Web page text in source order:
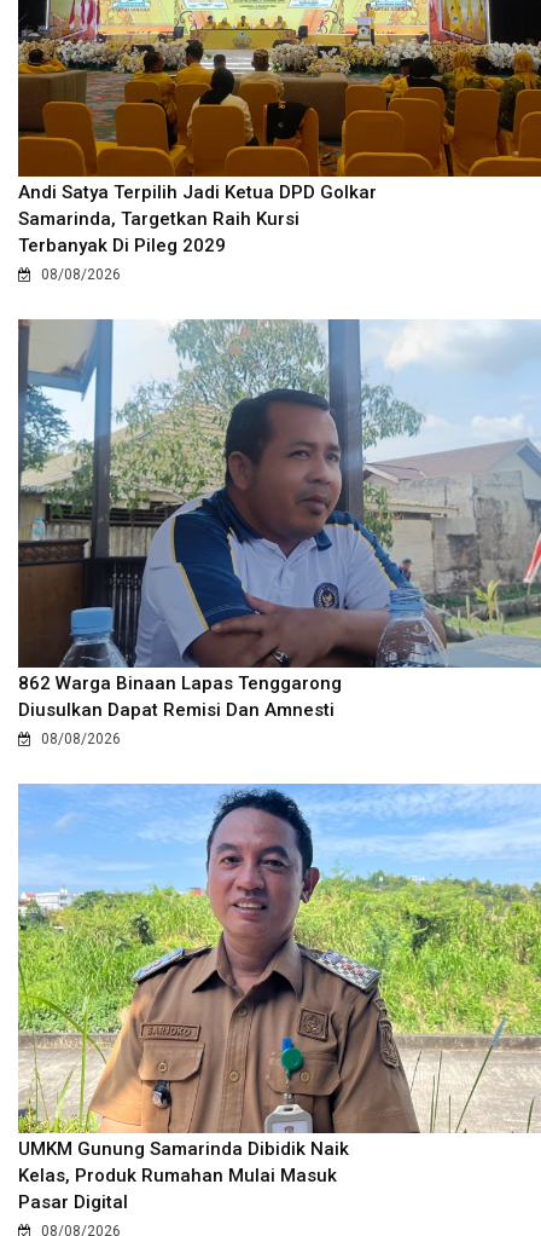
Andi Satya Terpilih Jadi Ketua DPD Golkar
Samarinda, Targetkan Raih Kursi
Terbanyak Di Pileg 2029
08/08/2026
862 Warga Binaan Lapas Tenggarong
Diusulkan Dapat Remisi Dan Amnesti
08/08/2026
UMKM Gunung Samarinda Dibidik Naik
Kelas, Produk Rumahan Mulai Masuk
Pasar Digital
08/08/2026